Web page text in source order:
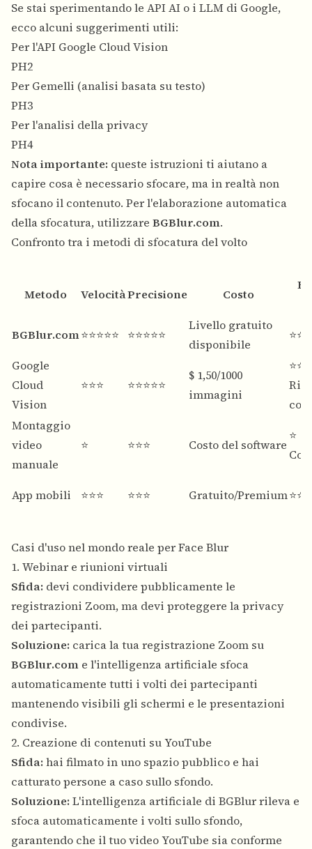
Se stai sperimentando le API AI o i LLM di Google,
ecco alcuni suggerimenti utili:
Per l'API Google Cloud Vision
PH2
Per Gemelli (analisi basata su testo)
PH3
Per l'analisi della privacy
PH4
Nota importante: queste istruzioni ti aiutano a
capire cosa è necessario sfocare, ma in realtà non
sfocano il contenuto. Per l'elaborazione automatica
della sfocatura, utilizzare BGBlur.com.
Confronto tra i metodi di sfocatura del volto
Metodo VelocitàPrecisione Costo
BGBlur.com⭐⭐⭐⭐⭐ ⭐⭐⭐⭐⭐
Livello gratuito
disponibile
Google
Cloud
Vision
⭐⭐⭐ ⭐⭐⭐⭐⭐
$ 1,50/1000
immagini
⭐⭐
Montaggio
video
manuale
⭐ ⭐⭐⭐ Costo del software
⭐
App mobili ⭐⭐⭐ ⭐⭐⭐ Gratuito/Premium
Casi d'uso nel mondo reale per Face Blur
1. Webinar e riunioni virtuali
Sfida: devi condividere pubblicamente le
registrazioni Zoom, ma devi proteggere la privacy
dei partecipanti.
Soluzione: carica la tua registrazione Zoom su
BGBlur.com e l'intelligenza artificiale sfoca
automaticamente tutti i volti dei partecipanti
mantenendo visibili gli schermi e le presentazioni
condivise.
2. Creazione di contenuti su YouTube
Sfida: hai filmato in uno spazio pubblico e hai
catturato persone a caso sullo sfondo.
Soluzione: L'intelligenza artificiale di BGBlur rileva e
sfoca automaticamente i volti sullo sfondo,
garantendo che il tuo video YouTube sia conforme